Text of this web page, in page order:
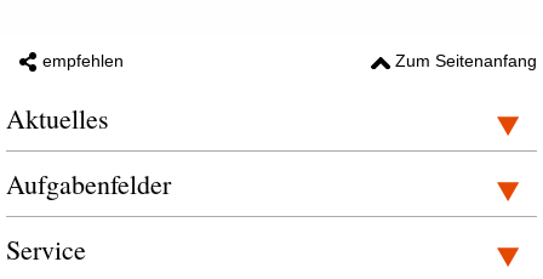
empfehlen Zum Seitenanfang
Aktuelles
Aufgabenfelder
Service